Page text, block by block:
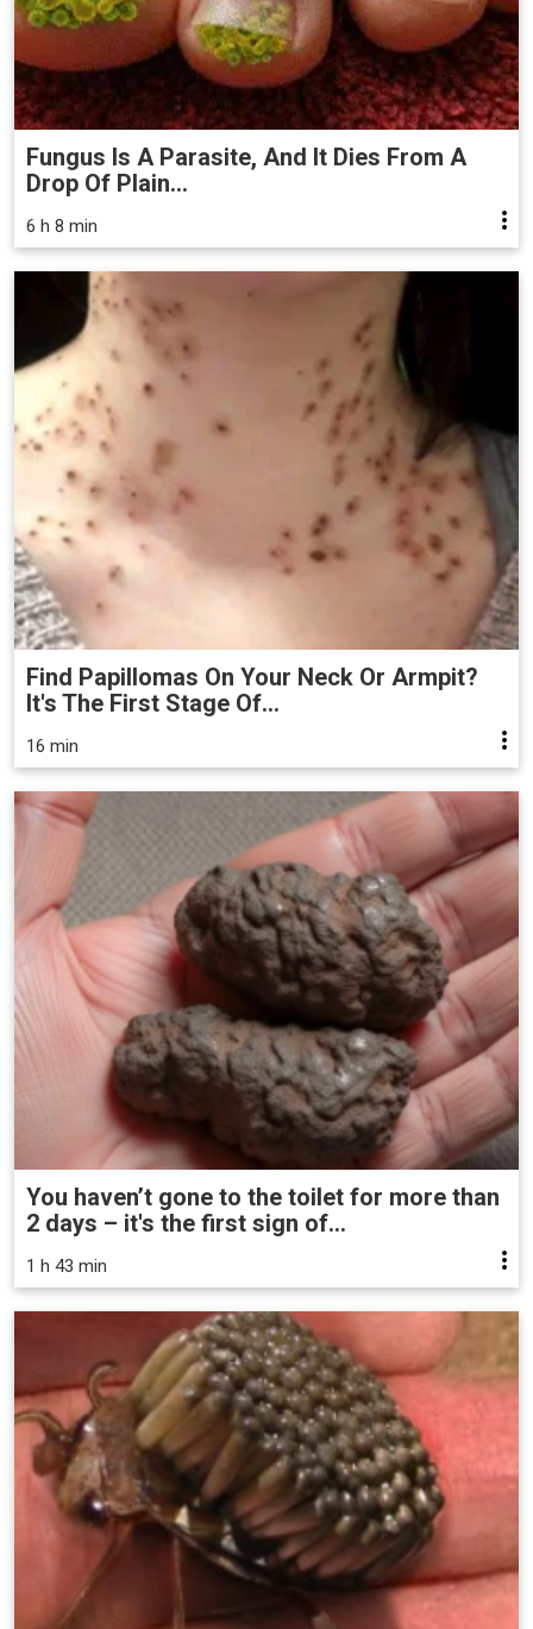
Fungus Is A Parasite, And It Dies From A
Drop Of Plain...
6 h 8 min
Find Papillomas On Your Neck Or Armpit?
It's The First Stage Of...
16 min
You haven’t gone to the toilet for more than
2 days – it's the first sign of...
1 h 43 min